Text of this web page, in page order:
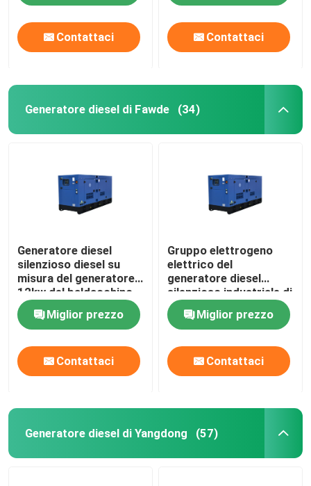
Contattaci Contattaci
Generatore diesel di Fawde (34)
Generatore diesel
silenzioso diesel su
misura del generatore
12kw del baldacchino
50/60HZ Fawde
Miglior prezzo
Contattaci
Gruppo elettrogeno
elettrico del
generatore diesel
silenzioso industriale di
15kva 250kva Fawde
Miglior prezzo
Contattaci
Generatore diesel di Yangdong (57)